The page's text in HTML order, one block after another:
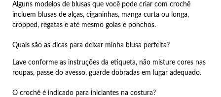
Alguns modelos de blusas que você pode criar com crochê
incluem blusas de alças, ciganinhas, manga curta ou longa,
cropped, regatas e até mesmo golas e ponchos.
Quais são as dicas para deixar minha blusa perfeita?
Lave conforme as instruções da etiqueta, não misture cores nas
roupas, passe do avesso, guarde dobradas em lugar adequado.
O crochê é indicado para iniciantes na costura?